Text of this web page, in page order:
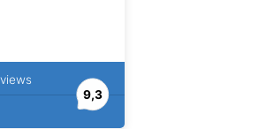
9,3